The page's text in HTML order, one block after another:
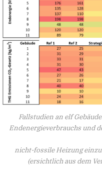
Fallstudien an elf
Endenergieverbrauchs und
nicht-fossile Heizung
(ersichtlich aus dem